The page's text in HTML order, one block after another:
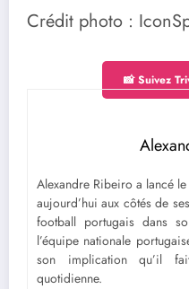
Crédit photo :
📸 Suivez
Alexandre Ribeiro a lancé
aujourd’hui aux côtés de
football portugais dans
l’équipe nationale
son implication qu’il
quotidienne.